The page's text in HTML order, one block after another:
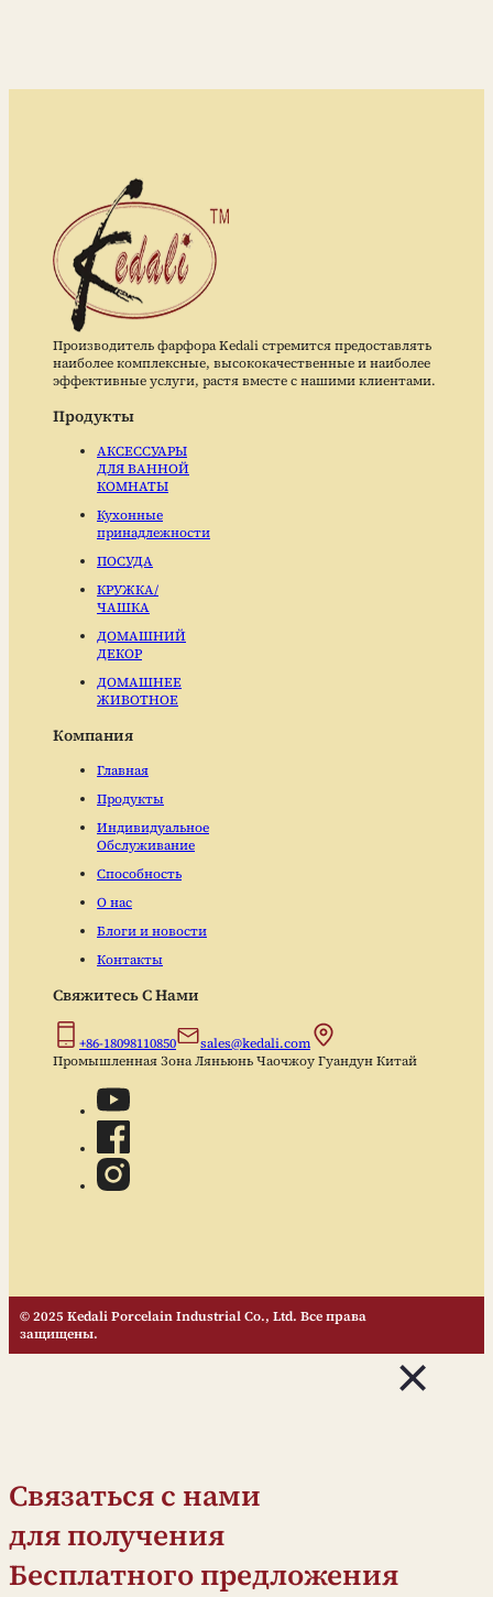
Производитель фарфора Kedali стремится предоставлять
наиболее комплексные, высококачественные и наиболее
эффективные услуги, растя вместе с нашими клиентами.
Продукты
АКСЕССУАРЫ
ДЛЯ ВАННОЙ
КОМНАТЫ
Кухонные
принадлежности
ПОСУДА
КРУЖКА/
ЧАШКА
ДОМАШНИЙ
ДЕКОР
ДОМАШНЕЕ
ЖИВОТНОЕ
Компания
Главная
Продукты
Индивидуальное
Обслуживание
Способность
О нас
Блоги и новости
Контакты
Свяжитесь С Нами
+86-18098110850
sales@kedali.com
Промышленная Зона Ляньюнь Чаочжоу Гуандун Китай
© 2025 Kedali Porcelain Industrial Co., Ltd. Все права
защищены.
Связаться с нами
для получения
Бесплатного предложения